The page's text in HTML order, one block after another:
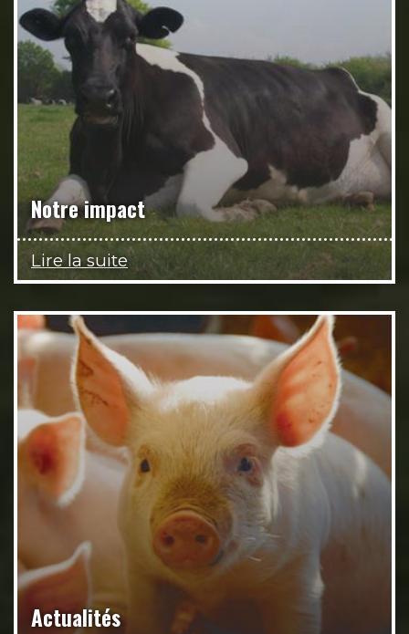
Notre impact
Lire la suite
Actualités